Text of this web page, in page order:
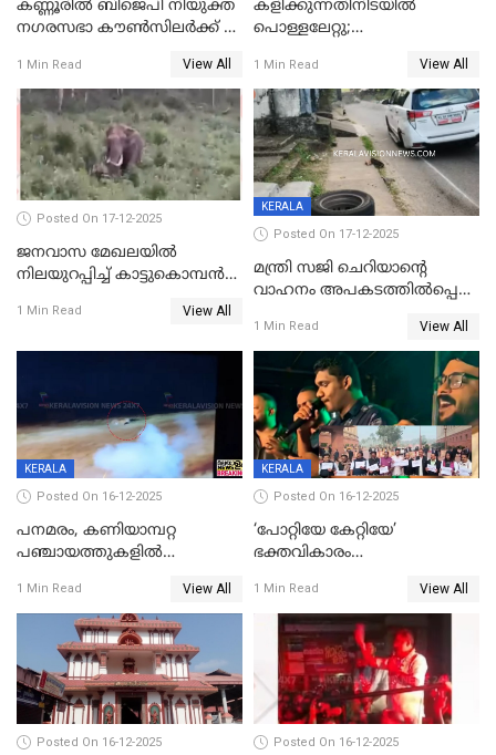
കണ്ണൂരിൽ ബിജെപി നിയുക്ത
നഗരസഭാ കൗൺസിലർക്ക് 36
1 Min Read View All
കളിക്കുന്നതിനിടയിൽ
പൊള്ളലേറ്റു;
ക്ലാസ് വിദ്യാർത്ഥിനി മരിച്ചു
1 Min Read View All
Posted On 17-12-2025
ജനവാസ മേഖലയില്‍
നിലയുറപ്പിച്ച് കാട്ടുകൊമ്പന്‍
1 Min Read View All
KERALA
Posted On 17-12-2025
മന്ത്രി സജി ചെറിയാന്റെ
വാഹനം അപകടത്തിൽപ്പെട്ടു;
രക്ഷപ്പെട്ടത് തലനാരിടയ്ക്ക്
1 Min Read View All
KERALA
Posted On 16-12-2025
പനമരം, കണിയാമ്പറ്റ
പഞ്ചായത്തുകളിൽ
സ്ഥാപനങ്ങൾക്ക് അവധി
1 Min Read View All
KERALA
Posted On 16-12-2025
‘പോറ്റിയേ കേറ്റിയേ’
ഭക്തവികാരം
ഡിജിപിക്ക് പരാതി; ശക്തമായ
നടപടി വേണമെന്നു
സിപിഐഎമ്മും
1 Min Read View All
Posted On 16-12-2025 Posted On 16-12-2025